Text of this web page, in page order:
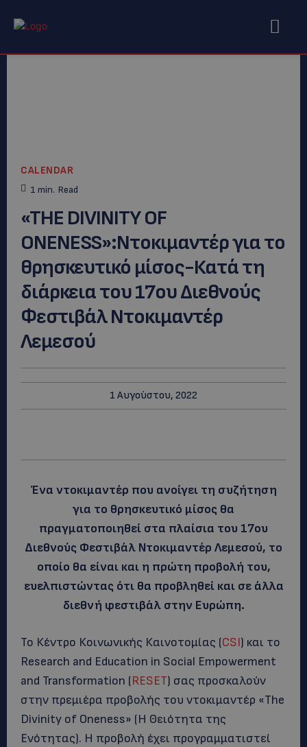
CALENDAR
1 min. Read
«TΗΕ DIVINITY OF
ONENESS»:Nτοκιμαντέρ για το
θρησκευτικό μίσος-Κατά τη
διάρκεια του 17ου Διεθνούς
Φεστιβάλ Ντοκιμαντέρ
Λεμεσού
1 Αυγούστου, 2022
Ένα ντοκιμαντέρ που ανοίγει τη συζήτηση
για το θρησκευτικό μίσος θα
πραγματοποιηθεί στα πλαίσια του 17ου
Διεθνούς Φεστιβάλ Ντοκιμαντέρ Λεμεσού, το
οποίο θα είναι και η πρώτη προβολή του,
ευελπιστώντας ότι θα προβληθεί και σε άλλα
διεθνή φεστιβάλ στην Ευρώπη.
Το Κέντρο Κοινωνικής Καινοτομίας (CSI) και το
Research and Education in Social Empowerment
and Transformation (RESET) σας προσκαλούν
στην πρεμιέρα προβολής του ντοκιμαντέρ «The
Divinity of Oneness» (Η Θειότητα της
Ενότητας). H προβολή έχει προγραμματιστεί